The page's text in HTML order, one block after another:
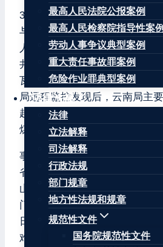
最高人民法院公报案例
最高人民检察院指导性案例
劳动人事争议典型案例
重大责任事故罪案例
危险作业罪典型案例
法律法规
法律
立法解释
司法解释
行政法规
部门规章
地方性法规和规章
规范性文件
国务院规范性文件
3月15日，富源县平庆煤业有限
与瓦斯突出事故。事故当班井
人安全升井，1人不幸遇难。当
井下避难硐室、溜煤眼等位置
瓦斯高值超限报警，国家矿山
局远程监控发现后，云南局主
赴现场，经反复询问、现场核
煤与瓦斯突出事故。
事故发生后，应急管理部、国
省委、省政府主要领导多次作
山安监局、省级有关部门、曲
门均派出工作组，现场指导和
日16时，井下突出煤炭全部清
难。